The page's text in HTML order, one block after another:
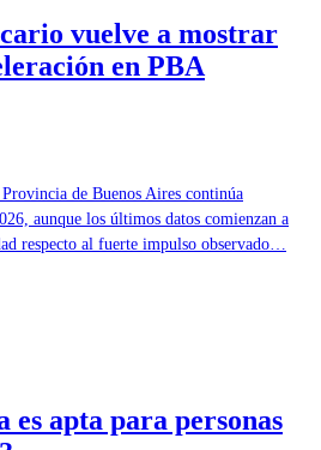
vuelve a mostrar
en PBA
de Buenos Aires continúa
aunque los últimos datos comienzan a
respecto al fuerte impulso observado…
es apta para personas